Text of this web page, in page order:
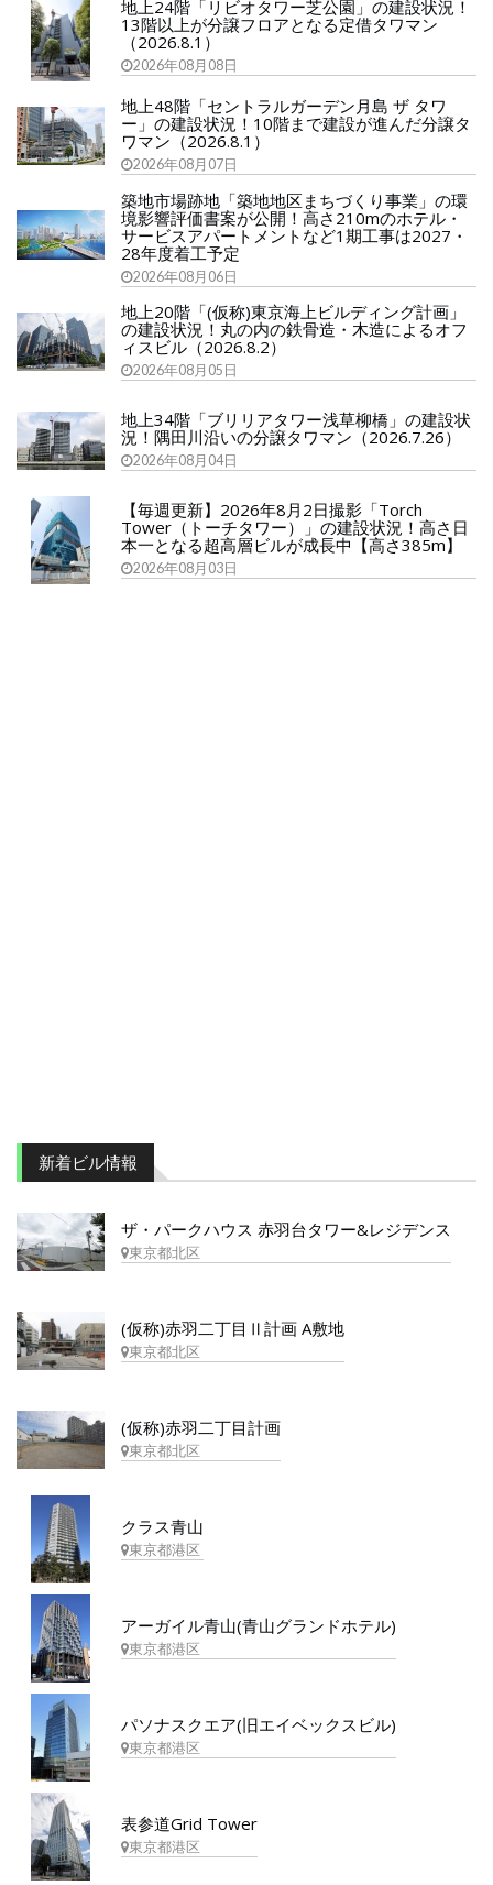
地上24階「リビオタワー芝公園」の建設状況！
13階以上が分譲フロアとなる定借タワマン
（2026.8.1）
2026年08月08日
地上48階「セントラルガーデン月島 ザ タワ
ー」の建設状況！10階まで建設が進んだ分譲タ
ワマン（2026.8.1）
2026年08月07日
築地市場跡地「築地地区まちづくり事業」の環
境影響評価書案が公開！高さ210mのホテル・
サービスアパートメントなど1期工事は2027・
28年度着工予定
2026年08月06日
地上20階「(仮称)東京海上ビルディング計画」
の建設状況！丸の内の鉄骨造・木造によるオフ
ィスビル（2026.8.2）
2026年08月05日
地上34階「ブリリアタワー浅草柳橋」の建設状
況！隅田川沿いの分譲タワマン（2026.7.26）
2026年08月04日
【毎週更新】2026年8月2日撮影「Torch
Tower（トーチタワー）」の建設状況！高さ日
本一となる超高層ビルが成長中【高さ385m】
2026年08月03日
新着ビル情報
ザ・パークハウス 赤羽台タワー&レジデンス
東京都北区
(仮称)赤羽二丁目Ⅱ計画 A敷地
東京都北区
(仮称)赤羽二丁目計画
東京都北区
クラス青山
東京都港区
アーガイル青山(青山グランドホテル)
東京都港区
パソナスクエア(旧エイベックスビル)
東京都港区
表参道Grid Tower
東京都港区